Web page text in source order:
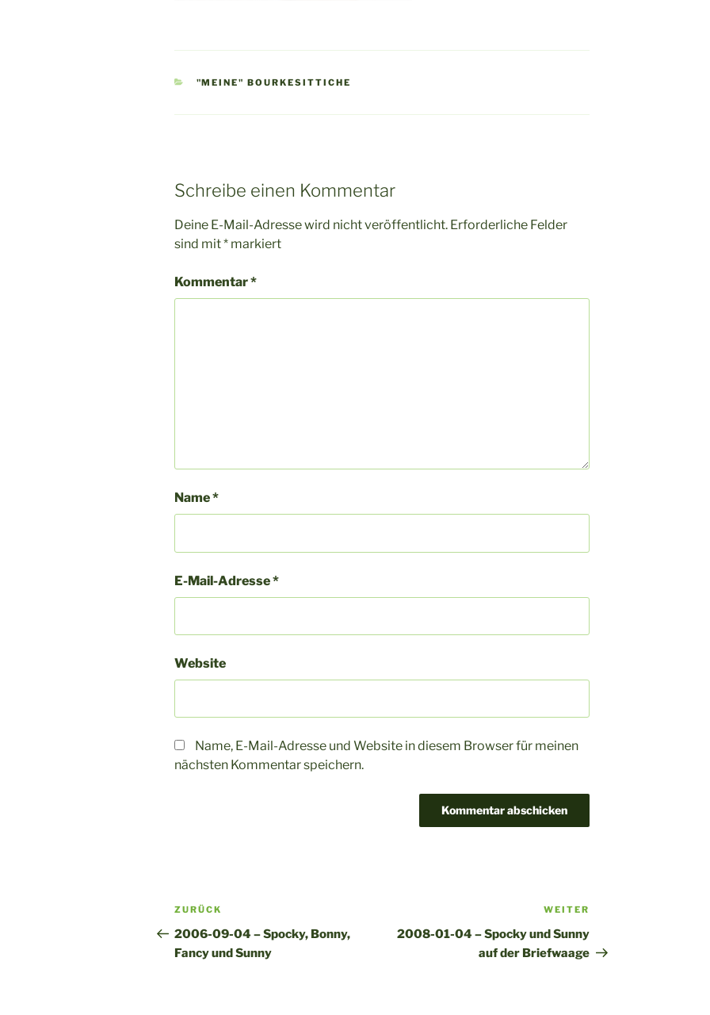
KATEGORIEN
"MEINE" BOURKESITTICHE
Schreibe einen Kommentar
Deine E-Mail-Adresse wird nicht veröffentlicht. Erforderliche Felder
sind mit* markiert
Kommentar*
Name*
E-Mail-Adresse*
Website
Name, E-Mail-Adresse und Website in diesem Browser für meinen
nächsten Kommentar speichern.
e
r
n
Beitragsnavigation
Vorheriger
Beitrag
ZURÜCK
2006-09-04 – Spocky, Bonny,
Fancy und Sunny
Beitrag
WEITER
2008-01-04 – Spocky und Sunny
auf der Briefwaage